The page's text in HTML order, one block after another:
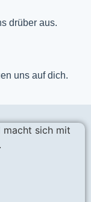
drüber aus.
uns auf dich.